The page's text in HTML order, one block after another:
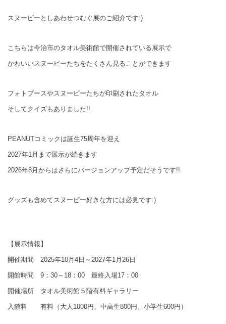
スヌーピーとしあわせつむぐ展のご紹介です:)
こちらは今治市のタオル美術館で開催されている展示で
かわいいスヌーピーたちをたくさん見ることができます
フォトブースやスヌーピーたちが印刷されたタオル
そしてクイズもありました!!
PEANUTコミックは誕生75周年を迎え
2027年1月まで展示が続きます
2026年8月からはさらにバージョンアップ予定だそうです!!
グッズも含めてスヌーピー好きな方には必見です:)
【展示情報】
開催期間 2025年10月4日～2027年1月26日
開館時間 9：30～18：00 最終入場17：00
開催場所 タオル美術館５階有料ギャラリー
入館料 有料（大人1000円、中高生800円、小学生600円）